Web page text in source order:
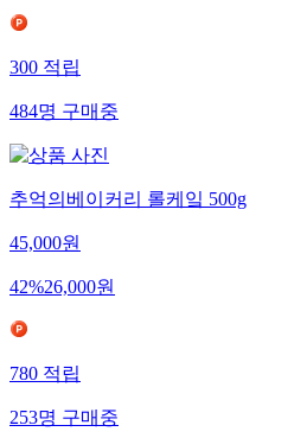
300적립
484명구매중
추억의베이커리 롤케잌 500g
45,000원
42%26,000원
780적립
253명구매중